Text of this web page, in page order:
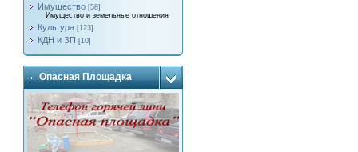
Имущество [58]
Имущество и земельные отношения
Культура [123]
КДН и ЗП [10]
Опасная Площадка